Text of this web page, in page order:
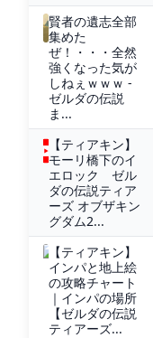
賢者の遺志全部
集めた
ぜ！・・・全然
強くなった気が
しねぇｗｗｗ -
ゼルダの伝説
ま...
【ティアキン】
モーリ橋下のイ
エロック ゼル
ダの伝説ティア
ーズ オブザキン
グダム2...
【ティアキン】
インパと地上絵
の攻略チャート
｜インパの場所
【ゼルダの伝説
ティアーズ...